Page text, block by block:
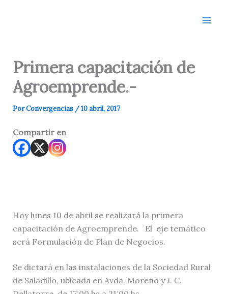
Primera capacitación de
Agroemprende.-
PorConvergencias /10 abril, 2017
Compartir en
Hoy lunes 10 de abril se realizará la primera
capacitación de Agroemprende. El eje temático
será Formulación de Plan de Negocios.
Se dictará en las instalaciones de la Sociedad Rural
de Saladillo, ubicada en Avda. Moreno y J. C.